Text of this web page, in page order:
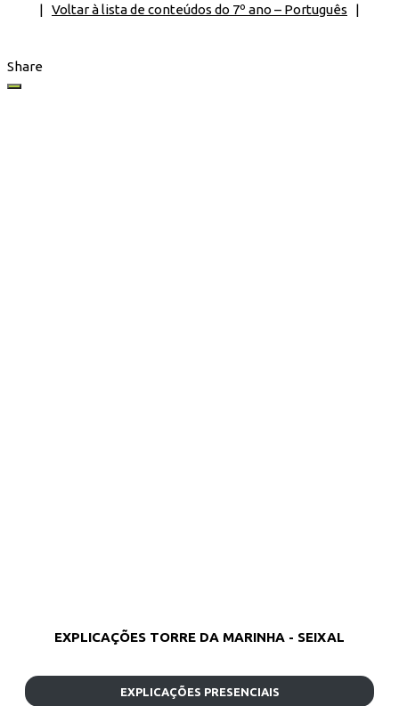
| Voltar à lista de conteúdos do 7º ano – Português |
Share
EXPLICAÇÕES TORRE DA MARINHA - SEIXAL
EXPLICAÇÕES PRESENCIAIS